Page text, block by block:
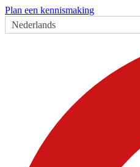
Plan een kennismaking
Nederlands